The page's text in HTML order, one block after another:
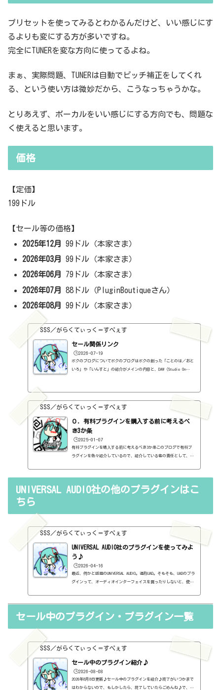
プリセットを使ってみるとわかるんだけど、いい感じにす
るよりも変にする方が多いですね。
完全にTUNERを変な方向に使ってるよね。
まぁ、実際問題、TUNERは自動でピッチ補正をしてくれ
る、という使い方は微妙だから、こうなっちゃうかな。
とりあえず、ボーカルをいい感じにする方向でも、問題な
く使えると思います。
価格
【定価】
199ドル
【セール等の価格】
2025年12月
99ドル（本家さま）
2026年03月
99ドル（本家さま）
2026年06月
79ドル（本家さま）
2026年07月
88ドル（PluginBoutiqueさん）
2026年08月
99ドル（本家さま）
SSS／がらくてぃっく＝すぺぇす
セール関係リンク
🕒️2026-07-19
ボクのブログについてボクのブログはボクの創った「ことのは／おと
いろ」や「いんすと」の紹介がメインの内容と、DAW（Studio On
録はしていますし、セールしているプラグインはブログの最初の方に
表示するように（編集したら、自動的に最初の方に表示されてるだけ
ですが・・...
SSS／がらくてぃっく＝すぺぇす
０．有料プラグインを購入する前に考えるべ
き3か条
🕒️2025-01-07
有料プラグインを購入する前に考えるべき3か条このブログで有料プ
ラグインを色々紹介しているので、紹介している者の責任として、有
ンの中には、なぜ、これが無料なんだろう？と驚くような性能のもの
もの...
UNIVERSAL AUDIO社の他のプラグインはこ
ちら
SSS／がらくてぃっく＝すぺぇす
UNIVERSAL AUDIO社のプラグインを使ってみよ
う♪
🕒️2026-04-16
最近、何かと話題のUNIVERSAL AUDIO。通称UAD。そもそも、UADのプラ
グインって、オーディオインターフェイスを買ったりしないと、使え
ーカーの実機をプラグイン化している。まぁ、とにかくセールで買っ
セール中のプラグイン・プラグイン一覧
SSS／がらくてぃっく＝すぺぇす
セール中のプラグイン紹介♪
🕒️2026-08-08
2026年8月8日更新♪セール中のプラグインを紹介♪終了がいつかまで
はわからないので、もしかしたら、終了していたらごめんね♪で、相